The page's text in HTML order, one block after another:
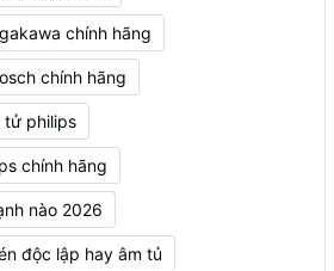
chính hãng
chính hãng
tử philips
chính hãng
nào 2026
độc lập hay âm tủ